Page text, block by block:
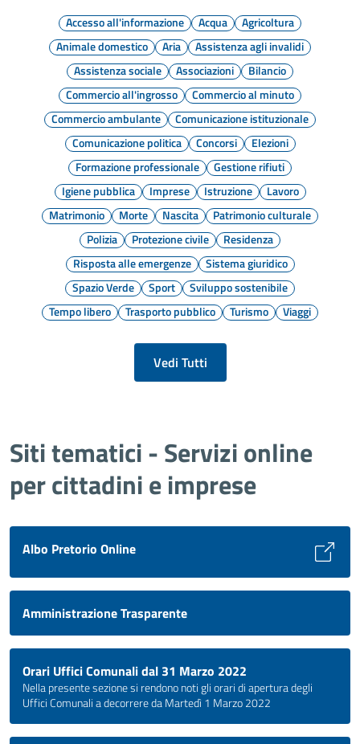
Accesso all'informazione
Acqua
Agricoltura
Animale domestico
Aria
Assistenza agli invalidi
Assistenza sociale
Associazioni
Bilancio
Commercio all'ingrosso
Commercio al minuto
Commercio ambulante
Comunicazione istituzionale
Comunicazione politica
Concorsi
Elezioni
Formazione professionale
Gestione rifiuti
Igiene pubblica
Imprese Istruzione
Lavoro
Matrimonio
Morte Nascita
Patrimonio culturale
Polizia
Protezione civile
Residenza
Risposta alle emergenze
Sistema giuridico
Spazio Verde
Sport
Sviluppo sostenibile
Tempo libero
Trasporto pubblico Turismo Viaggi
Vedi Tutti
Siti tematici - Servizi online
per cittadini e imprese
Albo Pretorio Online
Amministrazione Trasparente
Orari Uffici Comunali dal 31 Marzo 2022
Nella presente sezione si rendono noti gli orari di apertura degli
Uffici Comunali a decorrere da Martedì 1 Marzo 2022